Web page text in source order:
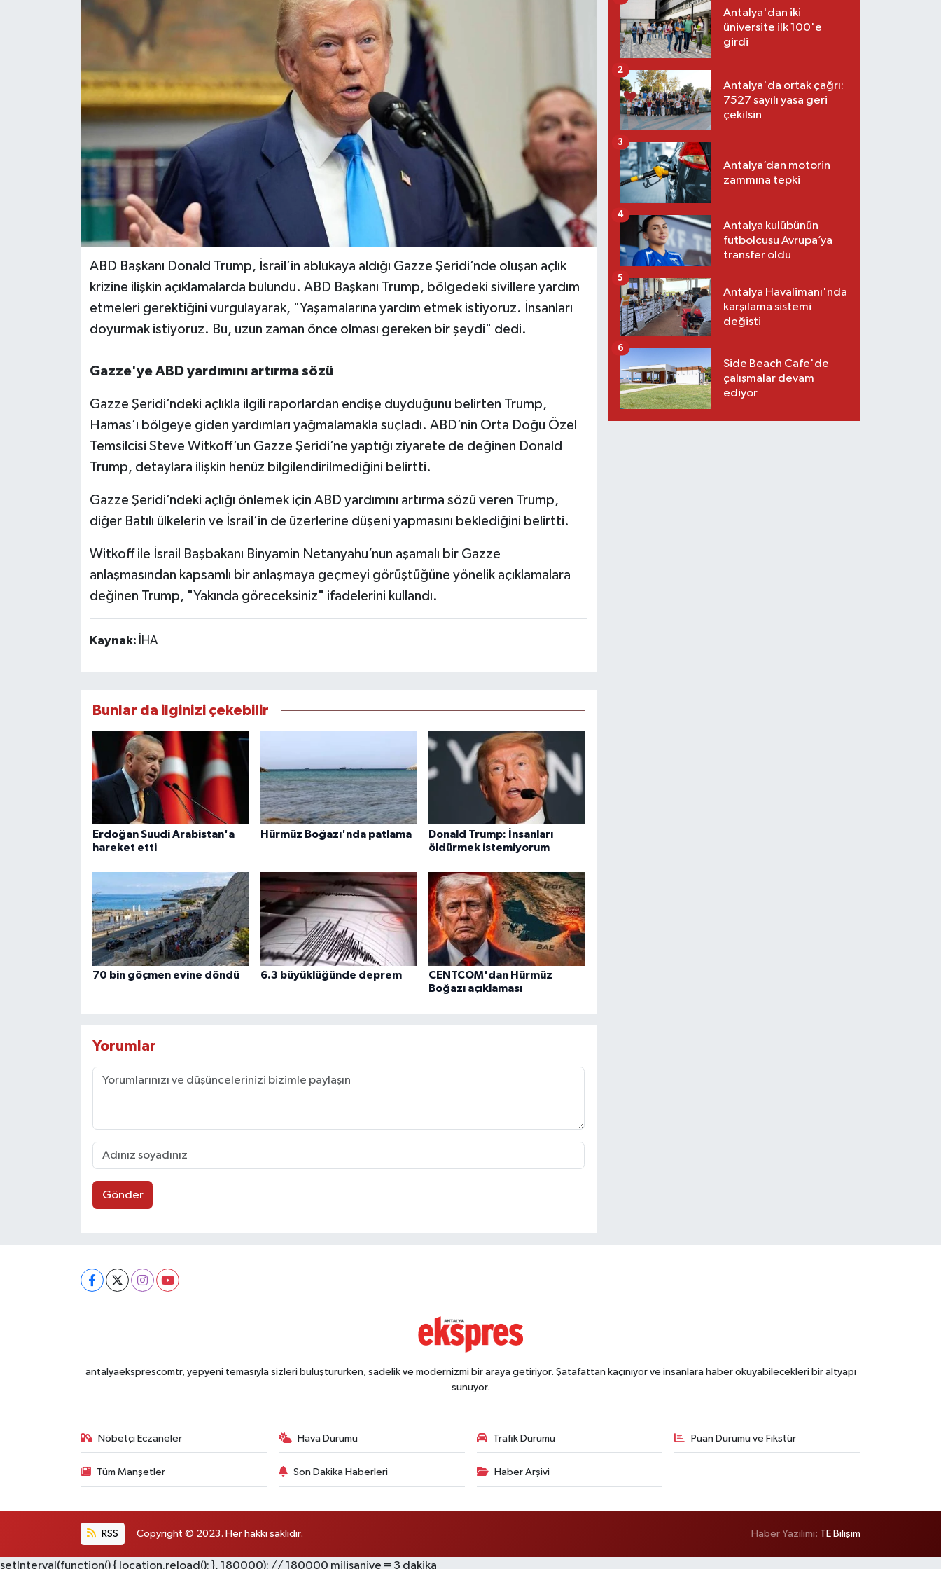
ABD Başkanı Donald Trump, İsrail’in ablukaya aldığı Gazze Şeridi’nde oluşan açlık
krizine ilişkin açıklamalarda bulundu. ABD Başkanı Trump, bölgedeki sivillere yardım
etmeleri gerektiğini vurgulayarak, "Yaşamalarına yardım etmek istiyoruz. İnsanları
doyurmak istiyoruz. Bu, uzun zaman önce olması gereken bir şeydi" dedi.
Gazze'ye ABD yardımını artırma sözü
Gazze Şeridi’ndeki açlıkla ilgili raporlardan endişe duyduğunu belirten Trump,
Hamas’ı bölgeye giden yardımları yağmalamakla suçladı. ABD’nin Orta Doğu Özel
Temsilcisi Steve Witkoff’un Gazze Şeridi’ne yaptığı ziyarete de değinen Donald
Trump, detaylara ilişkin henüz bilgilendirilmediğini belirtti.
Gazze Şeridi’ndeki açlığı önlemek için ABD yardımını artırma sözü veren Trump,
diğer Batılı ülkelerin ve İsrail’in de üzerlerine düşeni yapmasını beklediğini belirtti.
Witkoff ile İsrail Başbakanı Binyamin Netanyahu’nun aşamalı bir Gazze
anlaşmasından kapsamlı bir anlaşmaya geçmeyi görüştüğüne yönelik açıklamalara
değinen Trump, "Yakında göreceksiniz" ifadelerini kullandı.
Kaynak: İHA
Bunlar da ilginizi çekebilir
Erdoğan Suudi Arabistan'a
hareket etti
Hürmüz Boğazı'nda patlama
Donald Trump: İnsanları
öldürmek istemiyorum
70 bin göçmen evine döndü 6.3 büyüklüğünde deprem
CENTCOM'dan Hürmüz
Boğazı açıklaması
Yorumlar
Gönder
Antalya'dan iki
üniversite ilk 100'e
girdi
Antalya'da ortak çağrı:
7527 sayılı yasa geri
çekilsin
2
Antalya’dan motorin
zammına tepki
3
Antalya kulübünün
futbolcusu Avrupa’ya
transfer oldu
4
Antalya Havalimanı'nda
karşılama sistemi
değişti
5
Side Beach Cafe'de
çalışmalar devam
ediyor
6
antalyaeksprescomtr, yepyeni temasıyla sizleri buluştururken, sadelik ve modernizmi bir araya getiriyor. Şatafattan kaçınıyor ve insanlara haber okuyabilecekleri bir altyapı
sunuyor.
Nöbetçi Eczaneler Hava Durumu Trafik Durumu Puan Durumu ve Fikstür
Tüm Manşetler Son Dakika Haberleri Haber Arşivi
RSS Copyright © 2023. Her hakkı saklıdır. Haber Yazılımı: TE Bilişim
setInterval(function() { location.reload(); }, 180000); // 180000 milisaniye = 3 dakika
VİDEO HABERLER
YAZARLAR
RESMİ İLAN